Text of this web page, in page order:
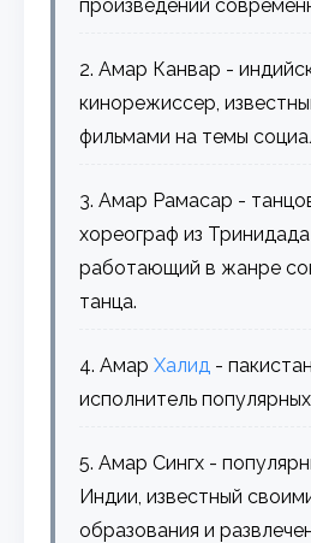
произведений
2. Амар Канвар -
кинорежиссер,
фильмами на темы
3. Амар Рамасар -
хореограф из
работающий в жанре
танца.
4. АмарХалид -
исполнитель
5. Амар Сингх -
Индии, известный
образования и